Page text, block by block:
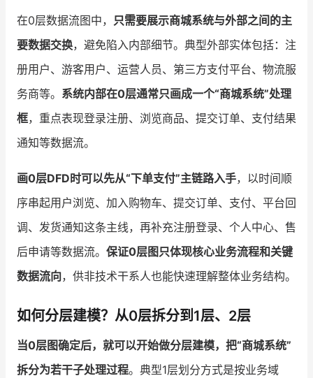
在0层数据流图中， 只需要展示商城系统与外部之间的主
要数据交换，避免陷入内部细节。典型外部实体包括：注
册用户、游客用户、运营人员、第三方支付平台、物流服
务商等。 系统内部在0层通常只画成一个“商城系统”处理
框，重点表现登录注册、浏览商品、提交订单、支付结果
通知等数据流。
画0层DFD时可以先从“下单支付”主链路入手，以时间顺
序串起用户浏览、加入购物车、提交订单、支付、平台回
调、发货通知这条主线，再补充注册登录、个人中心、售
后申请等数据流。 保证0层图只体现核心业务流程和关键
数据流向，供非技术干系人也能快速理解整体业务结构。
如何分层建模？从0层拆分到1层、2层
当0层图确定后，就可以开始做分层建模，把“商城系统”
拆分为若干子处理过程。典型1层划分方式是按业务域